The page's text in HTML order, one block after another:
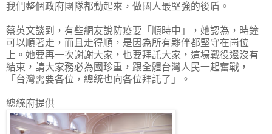
我們整個政府團隊都動起來，做國人最堅強的後盾。
蔡英文談到，有些網友說防疫要「順時中」，她認為，時鐘
可以順著走，而且走得順，是因為所有夥伴都堅守在崗位
上。她要再一次謝謝大家，也要拜託大家，這場戰役還沒有
結束，請大家務必為國珍重，跟全體台灣人民一起奮戰，
「台灣需要各位，總統也向各位拜託了」。
總統府提供